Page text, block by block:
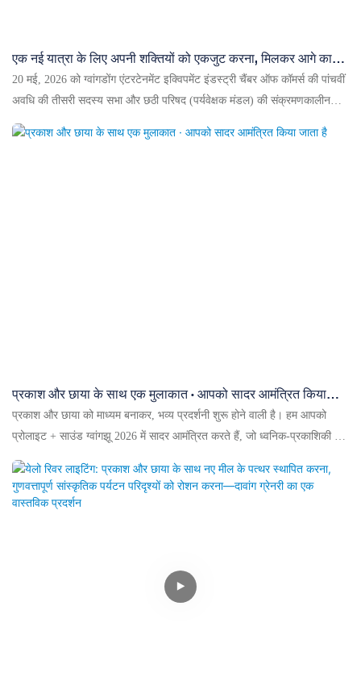
एक नई यात्रा के लिए अपनी शक्तियों को एकजुट करना, मिलकर आगे का
मार्ग रोशन करना
20 मई, 2026 को ग्वांगडोंग एंटरटेनमेंट इक्विपमेंट इंडस्ट्री चैंबर ऑफ कॉमर्स की पांचवीं
अवधि की तीसरी सदस्य सभा और छठी परिषद (पर्यवेक्षक मंडल) की संक्रमणकालीन
बैठक ग्वांगझोऊ में भव्य रूप से आयोजित की गई। राष्ट्रीय मनोरंजन उपकरण उद्योग के
सैकड़ों सदस्य प्रतिनिधियों ने इस क्षेत्र के प्रमुख विकास योजनाओं पर चर्चा करने के
प्रकाश और छाया के साथ एक मुलाकात · आपको सादर आमंत्रित किया
जाता है
प्रकाश और छाया को माध्यम बनाकर, भव्य प्रदर्शनी शुरू होने वाली है। हम आपको
प्रोलाइट + साउंड ग्वांगझू 2026 में सादर आमंत्रित करते हैं, जो ध्वनिक-प्रकाशिकी और
रचनात्मक सौंदर्यशास्त्र का वार्षिक उत्सव है, ताकि सांस्कृतिक पर्यटन प्रदर्शनों और मंच
प्रकाश व्यवस्था में नई संभावनाओं का पता लगाया जा सके।